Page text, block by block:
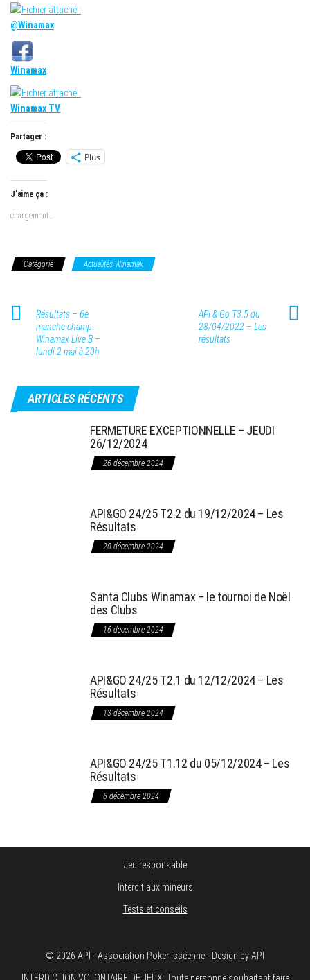
@Winamax
Winamax
Winamax TV
Partager :
Plus
J’aime ça :
chargement…
Catégorie Actualités Winamax
Résultats – 6e
manche champ.
Winamax Live B –
lundi 2 mai à 20h
API & Go T3.5 du
28/04/2022 – Les
résultats
ARTICLES RÉCENTS
FERMETURE EXCEPTIONNELLE – JEUDI
26/12/2024
26 décembre 2024
API&GO 24/25 T2.2 du 19/12/2024 – Les
Résultats
20 décembre 2024
Santa Clubs Winamax – le tournoi de Noël
des Clubs
16 décembre 2024
API&GO 24/25 T2.1 du 12/12/2024 – Les
Résultats
13 décembre 2024
API&GO 24/25 T1.12 du 05/12/2024 – Les
Résultats
6 décembre 2024
Jeu responsable
Interdit aux mineurs
Tests et conseils
© 2026 API - Association Poker Isséenne - Design by API